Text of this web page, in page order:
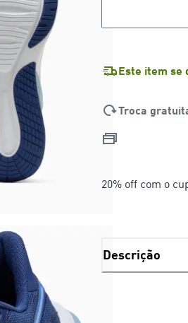
Este item se
Troca
20% off com o
Descrição